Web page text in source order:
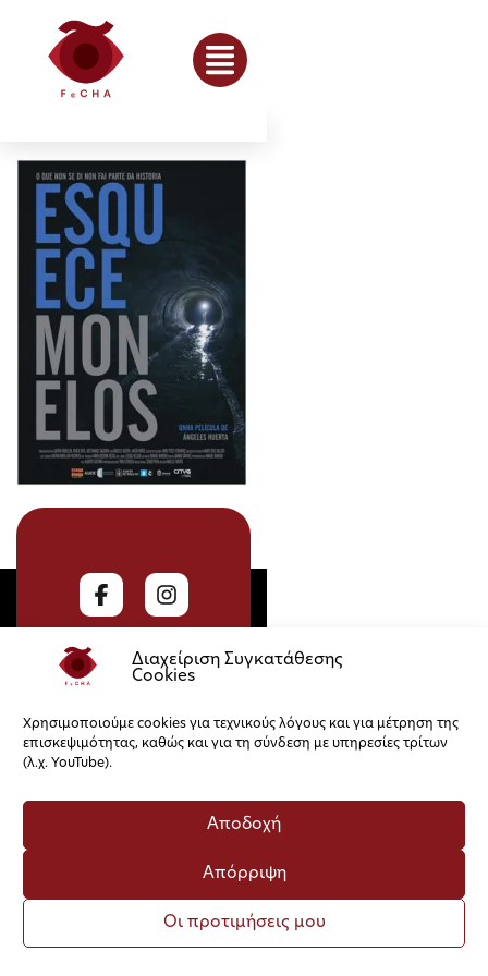
Διαχείριση Συγκατάθεσης
Cookies
Χρησιμοποιούμε cookies για τεχνικούς λόγους και για μέτρηση της
επισκεψιμότητας, καθώς και για τη σύνδεση με υπηρεσίες τρίτων
(λ.χ. YouTube).
Αποδοχή
Απόρριψη
Οι προτιμήσεις μου
Πολιτική Cookies